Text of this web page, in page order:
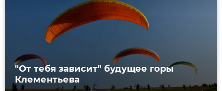
"От тебя зависит" будущее горы
Клементьева